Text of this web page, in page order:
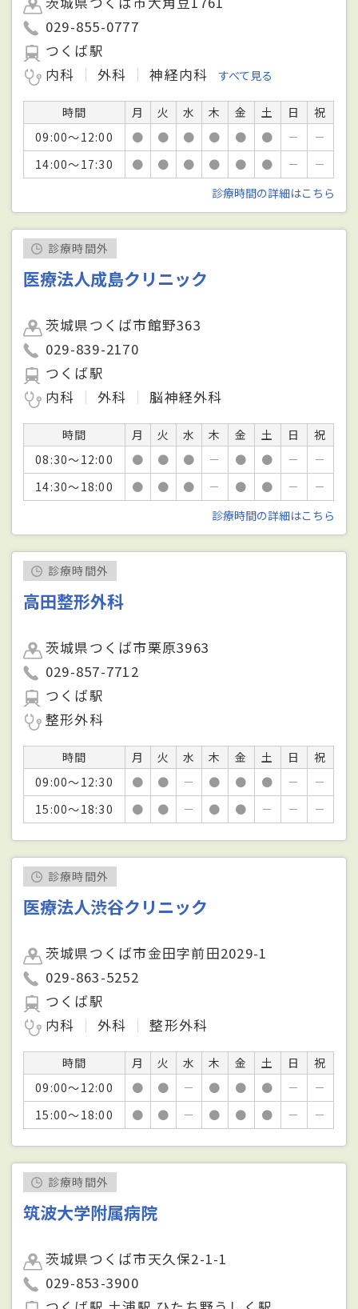
029-855-0777
つくば駅
内科
外科 神経内科 すべて見る
時間 月 火 水 木 金 土 日
祝
09:00～12:00
● ● ● ● ● ● －
－
14:00～17:30
● ● ● ● ● ● －
－
診療時間の詳細はこちら
診療時間外
医療法人成島クリニック
茨城県つくば市館野363
029-839-2170
つくば駅
内科
外科 脳神経外科
時間 月 火 水 木 金 土 日
祝
08:30～12:00
● ● ● － ● ● －
－
14:30～18:00
● ● ● － ● ● －
－
診療時間の詳細はこちら
診療時間外
高田整形外科
茨城県つくば市栗原3963
029-857-7712
つくば駅
整形外科
時間 月 火 水 木 金 土 日
祝
09:00～12:30
● ● － ● ● ● －
－
15:00～18:30
● ● － ● ● － － －
診療時間外
医療法人渋谷クリニック
茨城県つくば市金田字前田2029-1
029-863-5252
つくば駅
内科
外科 整形外科
時間 月 火 水 木 金 土 日
祝
09:00～12:00
● ● － ● ● ● －
－
15:00～18:00
● ● － ● ● ● － －
診療時間外
筑波大学附属病院
茨城県つくば市天久保2-1-1
029-853-3900